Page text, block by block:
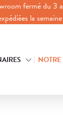
fermé du 3
la